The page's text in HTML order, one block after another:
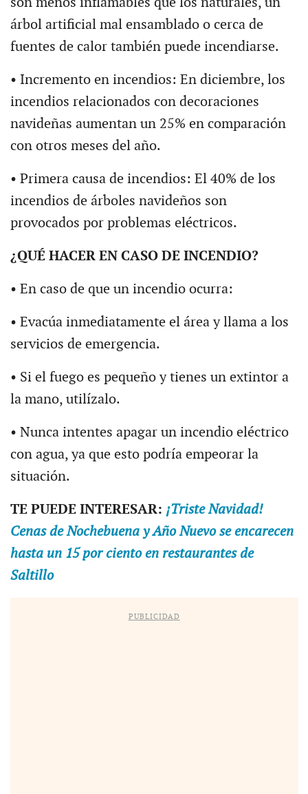
árbol artificial mal ensamblado o cerca de
fuentes de calor también puede incendiarse.
• Incremento en incendios: En diciembre, los
incendios relacionados con decoraciones
navideñas aumentan un 25% en comparación
con otros meses del año.
• Primera causa de incendios: El 40% de los
incendios de árboles navideños son
provocados por problemas eléctricos.
¿QUÉ HACER EN CASO DE INCENDIO?
• En caso de que un incendio ocurra:
• Evacúa inmediatamente el área y llama a los
servicios de emergencia.
• Si el fuego es pequeño y tienes un extintor a
la mano, utilízalo.
• Nunca intentes apagar un incendio eléctrico
con agua, ya que esto podría empeorar la
situación.
TE PUEDE INTERESAR: ¡Triste Navidad!
Cenas de Nochebuena y Año Nuevo se encarecen
hasta un 15 por ciento en restaurantes de
Saltillo
PUBLICIDAD